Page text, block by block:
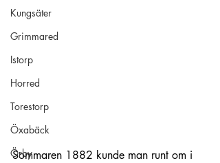
Kungsäter
Grimmared
Istorp
Horred
Torestorp
Öxabäck
Örby
Sommaren 1882 kunde man runt om i